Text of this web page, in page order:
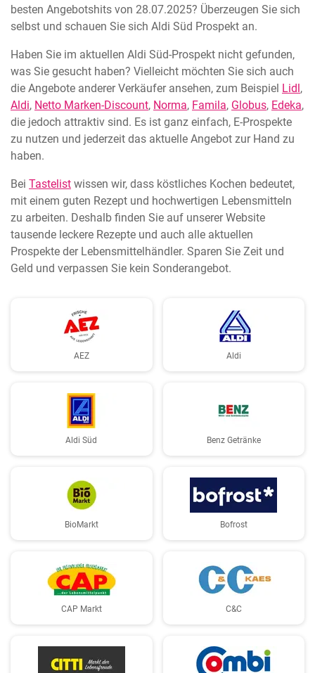
besten Angebotshits von 28.07.2025? Überzeugen Sie sich
selbst und schauen Sie sich Aldi Süd Prospekt an.
Haben Sie im aktuellen Aldi Süd-Prospekt nicht gefunden,
was Sie gesucht haben? Vielleicht möchten Sie sich auch
die Angebote anderer Verkäufer ansehen, zum Beispiel Lidl,
Aldi, Netto Marken-Discount, Norma, Famila, Globus, Edeka,
die jedoch attraktiv sind. Es ist ganz einfach, E-Prospekte
zu nutzen und jederzeit das aktuelle Angebot zur Hand zu
haben.
Bei Tastelist wissen wir, dass köstliches Kochen bedeutet,
mit einem guten Rezept und hochwertigen Lebensmitteln
zu arbeiten. Deshalb finden Sie auf unserer Website
tausende leckere Rezepte und auch alle aktuellen
Prospekte der Lebensmittelhändler. Sparen Sie Zeit und
Geld und verpassen Sie kein Sonderangebot.
AEZ Aldi
Aldi Süd Benz Getränke
BioMarkt Bofrost
CAP Markt C&C